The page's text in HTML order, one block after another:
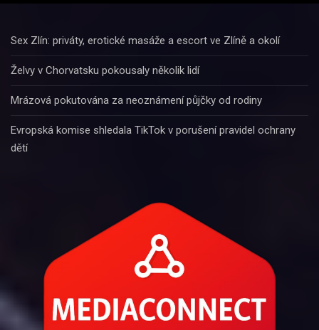
Sex Zlín: priváty, erotické masáže a escort ve Zlíně a okolí
Želvy v Chorvatsku pokousaly několik lidí
Mrázová pokutována za neoznámení půjčky od rodiny
Evropská komise shledala TikTok v porušení pravidel ochrany
dětí